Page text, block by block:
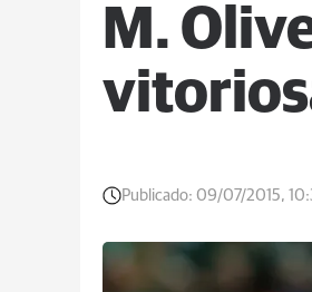
M.
Publicado: 09/07/2015,